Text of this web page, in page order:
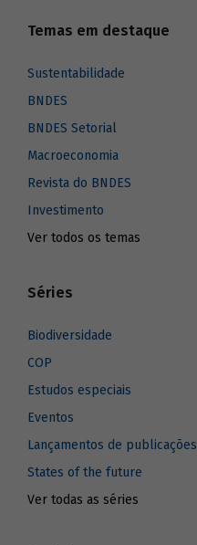
Temas em destaque
Sustentabilidade
BNDES
BNDES Setorial
Macroeconomia
Revista do BNDES
Investimento
Ver todos os temas
Séries
Biodiversidade
COP
Estudos especiais
Eventos
Lançamentos de publicações
States of the future
Ver todas as séries